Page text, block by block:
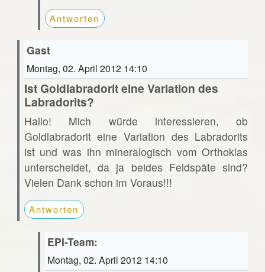
Antworten
Gast
Montag, 02. April 2012 14:10
Ist Goldlabradorit eine Variation des
Labradorits?
Hallo! Mich würde interessieren, ob
Goldlabradorit eine Variation des Labradorits
ist und was ihn mineralogisch vom Orthoklas
unterscheidet, da ja beides Feldspäte sind?
Vielen Dank schon im Voraus!!!
Antworten
EPI-Team:
Montag, 02. April 2012 14:10